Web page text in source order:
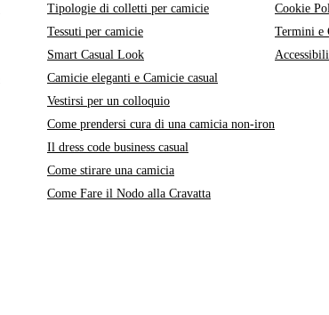
Tipologie di colletti per camicie
Tessuti per camicie
Smart Casual Look
Camicie eleganti e Camicie casual
Vestirsi per un colloquio
Come prendersi cura di una camicia non-iron
Il dress code business casual
Come stirare una camicia
Come Fare il Nodo alla Cravatta
Cookie
Termini e